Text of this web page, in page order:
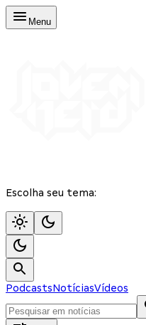
Menu
Escolha seu tema:
PodcastsNotíciasVídeos